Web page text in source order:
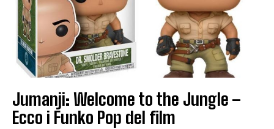
Jumanji: Welcome to the Jungle –
Ecco i Funko Pop del film